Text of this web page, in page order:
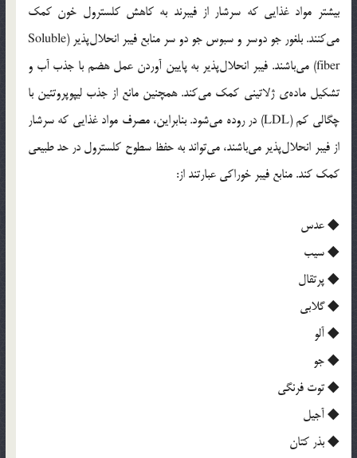
بیشتر مواد غذایی که سرشار از فیبرند به کاهش کلسترول خون کمک
می‌کنند. بلغور جو دوسر و سبوس جو دو سر منابع فیبر انحلال‌پذیر (Soluble
fiber) می‌باشند. فیبر انحلال‌پذیر به پایین آوردن عمل هضم با جذب آب و
تشکیل ماده‌ی ژلاتینی کمک می‌کند. همچنین مانع از جذب لیپوپروتئین با
چگالی کم (LDL) در روده می‌شود. بنابراین، مصرف مواد غذایی که سرشار
از فیبر انحلال‌پذیر می‌باشند، می‌تواند به حفظ سطوح کلسترول در حد طبیعی
کمک کند. منابع فیبر خوراکی عبارتند از:
◆ عدس
◆ سیب
◆ پرتقال
◆ گلابی
◆ آلو
◆ جو
◆ توت فرنگی
◆ آجیل
◆ بذر کتان